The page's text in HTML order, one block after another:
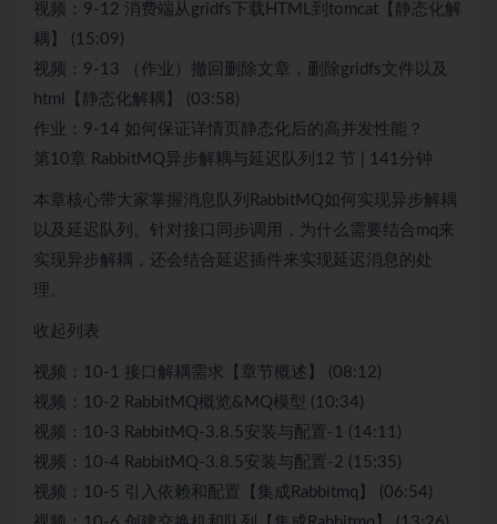
视频：9-12 消费端从gridfs下载HTML到tomcat【静态化解
耦】 (15:09)
视频：9-13 （作业）撤回删除文章，删除gridfs文件以及
html【静态化解耦】 (03:58)
作业：9-14 如何保证详情页静态化后的高并发性能？
第10章 RabbitMQ异步解耦与延迟队列12 节 | 141分钟
本章核心带大家掌握消息队列RabbitMQ如何实现异步解耦
以及延迟队列。针对接口同步调用，为什么需要结合mq来
实现异步解耦，还会结合延迟插件来实现延迟消息的处
理。
收起列表
视频：10-1 接口解耦需求【章节概述】 (08:12)
视频：10-2 RabbitMQ概览&MQ模型 (10:34)
视频：10-3 RabbitMQ-3.8.5安装与配置-1 (14:11)
视频：10-4 RabbitMQ-3.8.5安装与配置-2 (15:35)
视频：10-5 引入依赖和配置【集成Rabbitmq】 (06:54)